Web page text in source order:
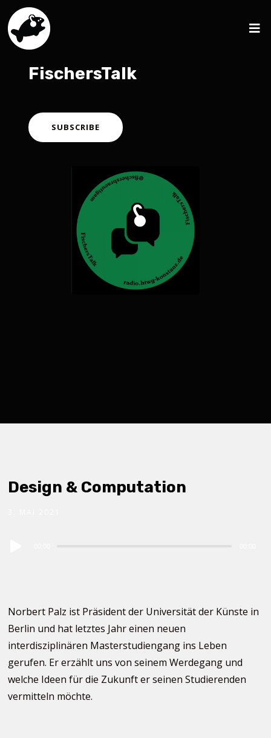
FischersTalk
SUBSCRIBE
Design & Computation
Norbert Palz ist Präsident der Universität der Künste in
Berlin und hat letztes Jahr einen neuen
interdisziplinären Masterstudiengang ins Leben
gerufen. Er erzählt uns von seinem Werdegang und
welche Ideen für die Zukunft er seinen Studierenden
vermitteln möchte.